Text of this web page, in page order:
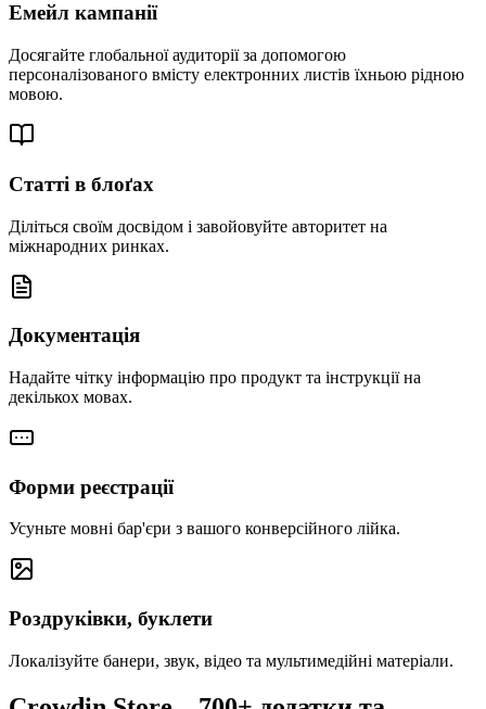
Емейл кампанії
Досягайте глобальної аудиторії за допомогою
персоналізованого вмісту електронних листів їхньою рідною
мовою.
Статті в блоґах
Діліться своїм досвідом і завойовуйте авторитет на
міжнародних ринках.
Документація
Надайте чітку інформацію про продукт та інструкції на
декількох мовах.
Форми реєстрації
Усуньте мовні бар'єри з вашого конверсійного лійка.
Роздруківки, буклети
Локалізуйте банери, звук, відео та мультимедійні матеріали.